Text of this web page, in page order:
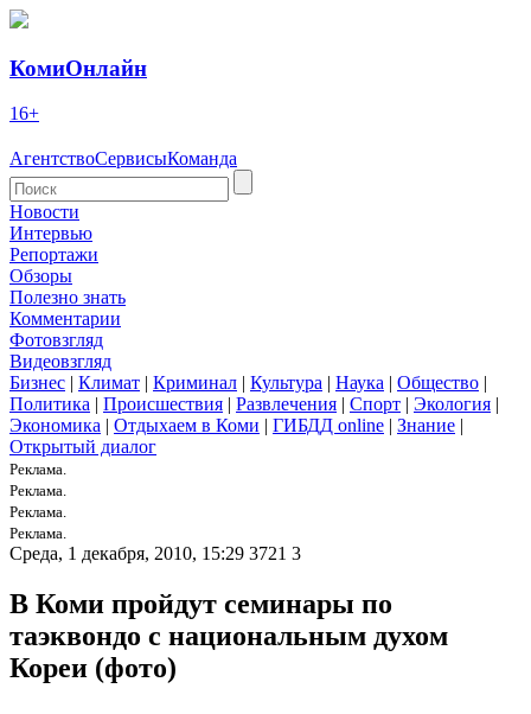
КомиОнлайн
16+
АгентствоСервисыКоманда
Новости
Интервью
Репортажи
Обзоры
Полезно знать
Комментарии
Фотовзгляд
Видеовзгляд
Бизнес | Климат | Криминал | Культура | Наука | Общество |
Политика | Происшествия | Развлечения | Спорт | Экология |
Экономика | Отдыхаем в Коми | ГИБДД online | Знание |
Открытый диалог
Реклама.
Реклама.
Реклама.
Реклама.
Среда, 1 декабря, 2010, 15:29 3721 3
В Коми пройдут семинары по
таэквондо с национальным духом
Кореи (фото)